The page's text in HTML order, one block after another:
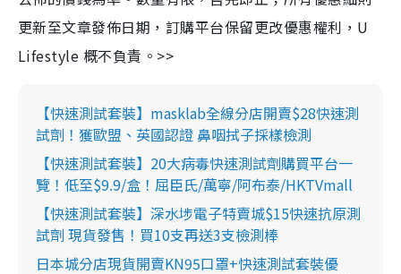
更新至文章發佈日期，訂購平台保留更改優惠權利，U
Lifestyle 概不負責。>>
【快速測試套裝】masklab全線分店開賣$28快速測
試劑！獲歐盟、英國認證 鼻咽拭子採樣檢測
【快速測試套裝】20大病毒快速測試劑購買平台一
覽！低至$9.9/盒！屈臣氏/萬寧/阿布泰/HKTVmall
【快速測試套裝】深水埗電子特賣城$15快速抗原測
試劑 現貨發售！買10支再送3支檢測棒
日本城分店現貨開賣KN95口罩+快速測試套裝優